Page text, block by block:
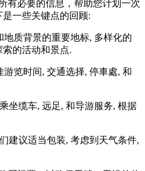
有必要的信息，帮助您计划一次
一些关键点的回顾:
地质背景的重要地标, 多样化的
的活动和景点.
游览时间, 交通选择, 停車處, 和
坐缆车, 远足, 和导游服务, 根据
建议适当包装, 考虑到天气条件,